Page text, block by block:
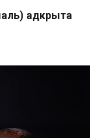
адкрыта